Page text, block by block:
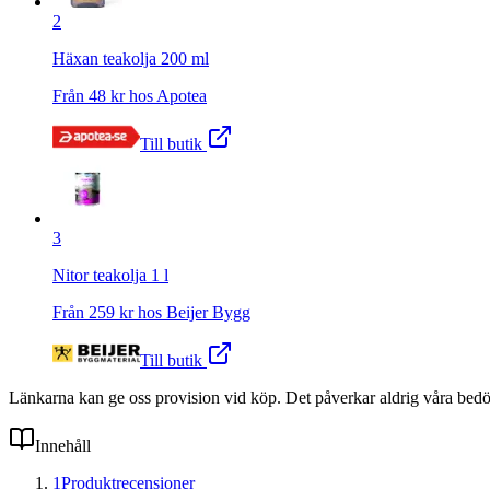
2
Häxan teakolja 200 ml
Från 48 kr hos Apotea
Till butik
3
Nitor teakolja 1 l
Från 259 kr hos Beijer Bygg
Till butik
Länkarna kan ge oss provision vid köp. Det påverkar aldrig våra
Innehåll
1Produktrecensioner